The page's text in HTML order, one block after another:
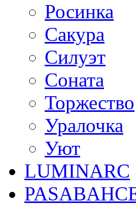
Росинка
Сакура
Силуэт
Соната
Торжество
Уралочка
Уют
LUMINARC